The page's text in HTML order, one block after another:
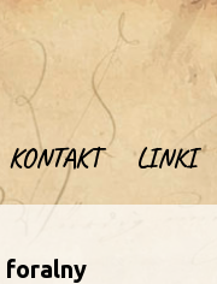
KONTAKT LINKI
foralny